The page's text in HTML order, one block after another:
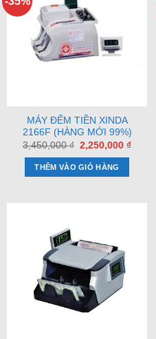
MÁY ĐẾM TIỀN XINDA
2166F (HÀNG MỚI 99%)
3,450,000₫ Giá
gốc
là:
3,450,000 ₫.
2,250,000 ₫Giá
THÊM VÀO GIỎ HÀNG